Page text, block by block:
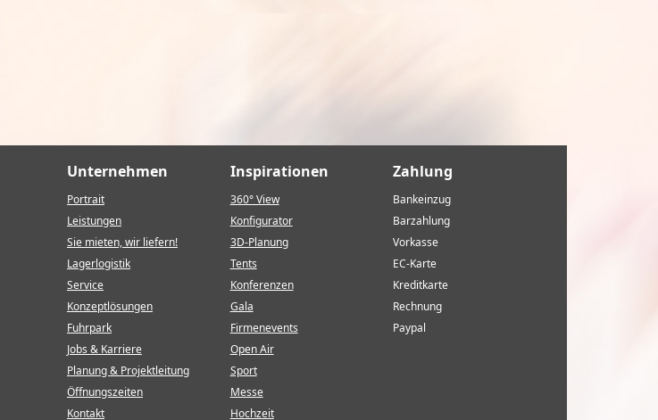
Unternehmen
Portrait
Leistungen
Sie mieten, wir liefern!
Lagerlogistik
Service
Konzeptlösungen
Fuhrpark
Jobs & Karriere
Planung & Projektleitung
Öffnungszeiten
Kontakt
Inspirationen
360° View
Konfigurator
3D-Planung
Tents
Konferenzen
Gala
Firmenevents
Open Air
Sport
Messe
Hochzeit
Zahlung
Bankeinzug
Barzahlung
Vorkasse
EC-Karte
Kreditkarte
Rechnung
Paypal